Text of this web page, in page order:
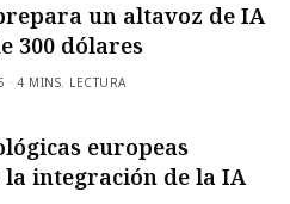
un altavoz de IA
300 dólares
4 MINS. LECTURA
europeas
integración de la IA